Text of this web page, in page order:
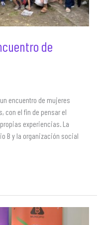
de
encuentro de mujeres
con el fin de pensar el
experiencias. La
B y la organización social